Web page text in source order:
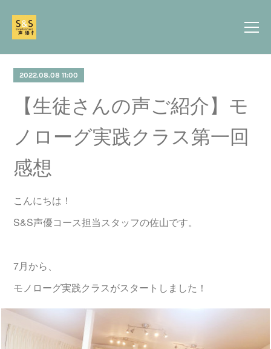
2022.08.08 11:00
【生徒さんの声ご紹介】モ
ノローグ実践クラス第一回
感想
こんにちは！
S&S声優コース担当スタッフの佐山です。
7月から、
モノローグ実践クラスがスタートしました！